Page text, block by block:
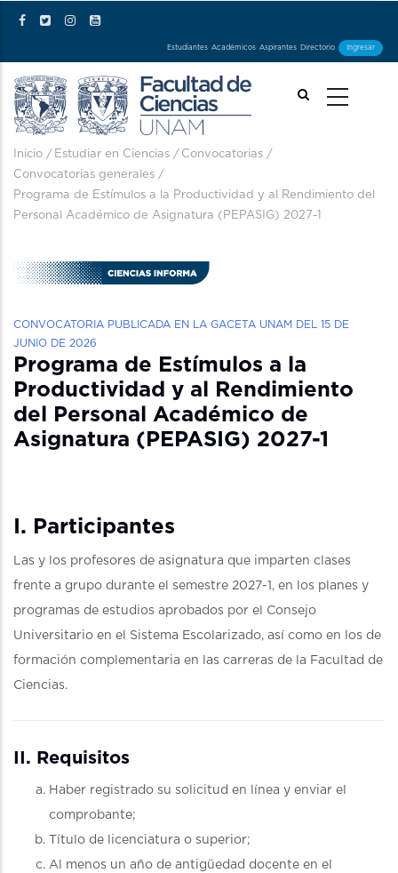
Ingresar
Directorio
Aspirantes
Académicos
Estudiantes
Ruta de navegación
Inicio / Estudiar en Ciencias / Convocatorias /
Convocatorias generales /
Programa de Estímulos a la Productividad y al Rendimiento del
Personal Académico de Asignatura (PEPASIG) 2027-1
CONVOCATORIA PUBLICADA EN LA GACETA UNAM DEL 15 DE
JUNIO DE 2026
Programa de Estímulos a la
Productividad y al Rendimiento
del Personal Académico de
Asignatura (PEPASIG) 2027-1
I. Participantes
Las y los profesores de asignatura que imparten clases
frente a grupo durante el semestre 2027-1, en los planes y
programas de estudios aprobados por el Consejo
Universitario en el Sistema Escolarizado, así como en los de
formación complementaria en las carreras de la Facultad de
Ciencias.
II. Requisitos
Haber registrado su solicitud en línea y enviar el
comprobante;
Título de licenciatura o superior;
Al menos un año de antigüedad docente en el